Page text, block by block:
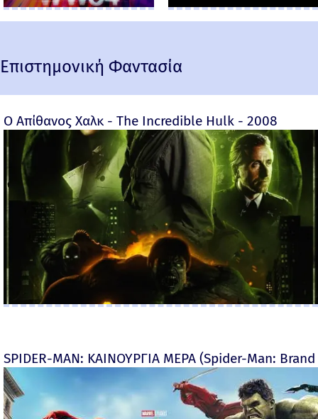
Επιστημονική Φαντασία
Ο Απίθανος Χαλκ - The Incredible Hulk - 2008
SPIDER-MAN: ΚΑΙΝΟΥΡΓΙΑ ΜΕΡΑ (Spider-Man: